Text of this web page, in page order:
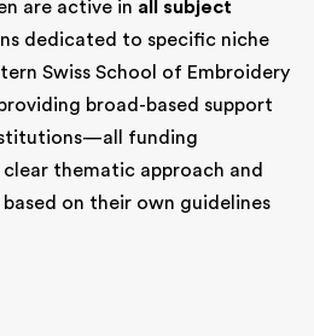
are active in all subject
dedicated to specific niche
Swiss School of Embroidery
broad-based support
funding
thematic approach and
on their own guidelines